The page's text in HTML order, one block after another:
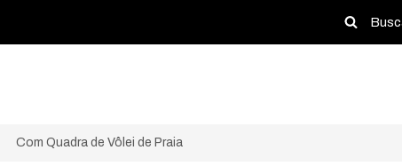
Com Quadra de Vôlei de Praia